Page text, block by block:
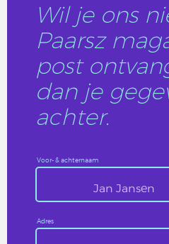
Wil je ons
Paarsz
post
dan je
achter.
Voor- & achternaam
Adres